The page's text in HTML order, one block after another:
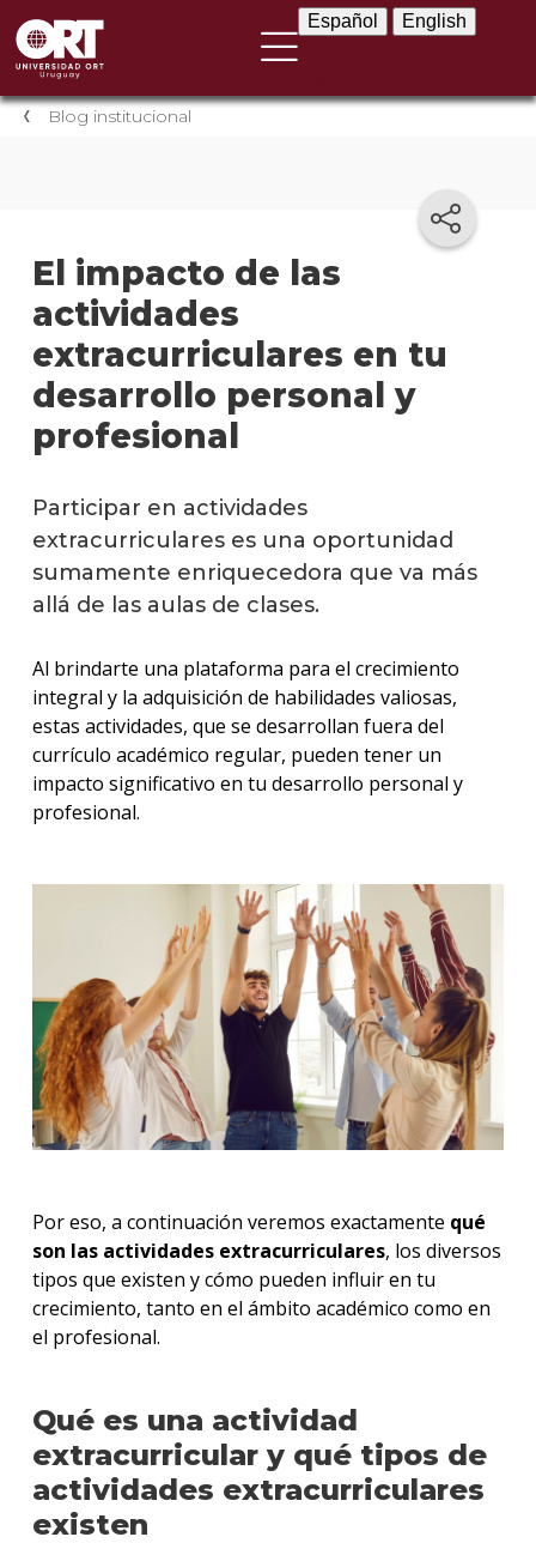
Español English
Blog institucional
El impacto de las
actividades
extracurriculares en tu
desarrollo personal y
profesional
Participar en actividades
extracurriculares es una oportunidad
sumamente enriquecedora que va más
allá de las aulas de clases.
Al brindarte una plataforma para el crecimiento
integral y la adquisición de habilidades valiosas,
estas actividades, que se desarrollan fuera del
currículo académico regular, pueden tener un
impacto significativo en tu desarrollo personal y
profesional.
Por eso, a continuación veremos exactamente qué
son las actividades extracurriculares, los diversos
tipos que existen y cómo pueden influir en tu
crecimiento, tanto en el ámbito académico como en
el profesional.
Qué es una actividad
extracurricular y qué tipos de
actividades extracurriculares
existen